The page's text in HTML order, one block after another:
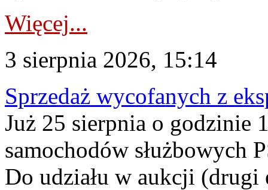
Więcej...
3 sierpnia 2026, 15:14
Sprzedaż wycofanych z
Już 25 sierpnia o godzinie
samochodów służbowych
Do udziału w aukcji (drugi